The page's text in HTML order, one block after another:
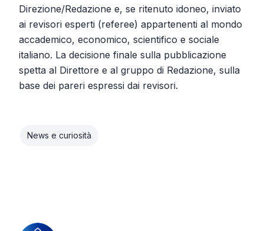
Direzione/Redazione e, se ritenuto idoneo, inviato
ai revisori esperti (referee) appartenenti al mondo
accademico, economico, scientifico e sociale
italiano. La decisione finale sulla pubblicazione
spetta al Direttore e al gruppo di Redazione, sulla
base dei pareri espressi dai revisori.
News e curiosità